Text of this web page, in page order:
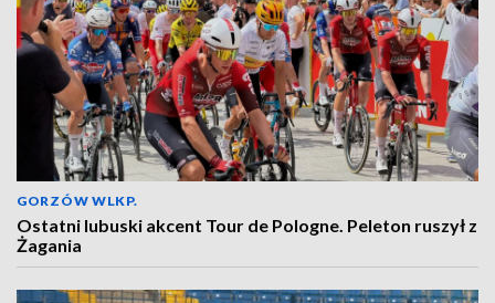
GORZÓW WLKP.
Ostatni lubuski akcent Tour de Pologne. Peleton ruszył z
Żagania